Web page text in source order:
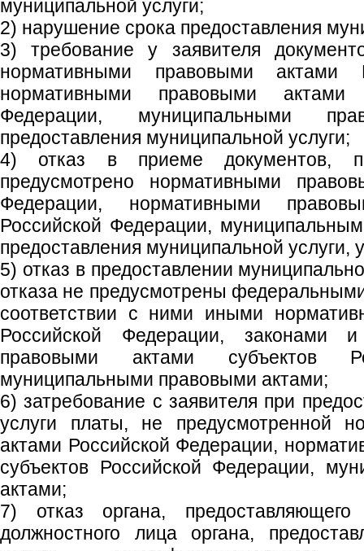
муниципальной услуги;
2) нарушение срока предоставления
3) требование у заявителя
нормативными правовыми актами
нормативными правовыми актами
Федерации, муниципальными
предоставления муниципальной услуги;
4) отказ в приеме документов,
предусмотрено нормативными
Федерации, нормативными
Российской Федерации,
предоставления муниципальной услуги,
5) отказ в предоставлении
отказа не предусмотрены
соответствии с ними иными
Российской Федерации, законами
правовыми актами субъектов
муниципальными правовыми актами;
6) затребование с заявителя при
услуги платы, не предусмотренной
актами Российской Федерации,
субъектов Российской Федерации,
актами;
7) отказ органа, предоставляющего
должностного лица органа,